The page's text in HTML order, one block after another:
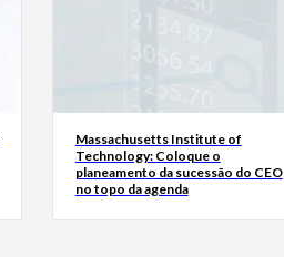
Massachusetts Institute of
Technology: Coloque o
planeamento da sucessão do CEO
no topo da agenda